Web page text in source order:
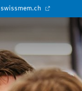
swissmem.ch